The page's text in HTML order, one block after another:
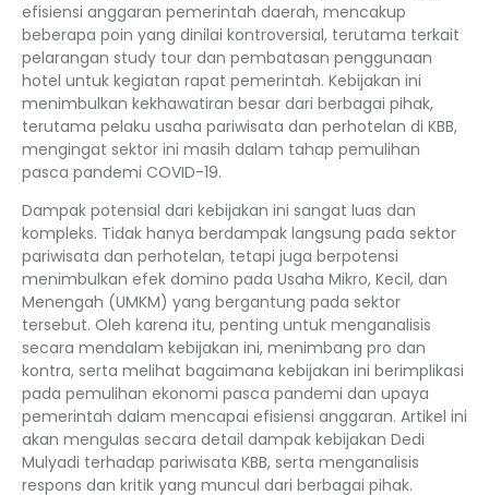
efisiensi anggaran pemerintah daerah, mencakup
beberapa poin yang dinilai kontroversial, terutama terkait
pelarangan study tour dan pembatasan penggunaan
hotel untuk kegiatan rapat pemerintah. Kebijakan ini
menimbulkan kekhawatiran besar dari berbagai pihak,
terutama pelaku usaha pariwisata dan perhotelan di KBB,
mengingat sektor ini masih dalam tahap pemulihan
pasca pandemi COVID-19.
Dampak potensial dari kebijakan ini sangat luas dan
kompleks. Tidak hanya berdampak langsung pada sektor
pariwisata dan perhotelan, tetapi juga berpotensi
menimbulkan efek domino pada Usaha Mikro, Kecil, dan
Menengah (UMKM) yang bergantung pada sektor
tersebut. Oleh karena itu, penting untuk menganalisis
secara mendalam kebijakan ini, menimbang pro dan
kontra, serta melihat bagaimana kebijakan ini berimplikasi
pada pemulihan ekonomi pasca pandemi dan upaya
pemerintah dalam mencapai efisiensi anggaran. Artikel ini
akan mengulas secara detail dampak kebijakan Dedi
Mulyadi terhadap pariwisata KBB, serta menganalisis
respons dan kritik yang muncul dari berbagai pihak.